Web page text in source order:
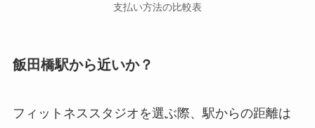
支払い方法の比較表
飯田橋駅から近いか？
フィットネススタジオを選ぶ際、駅からの距離は